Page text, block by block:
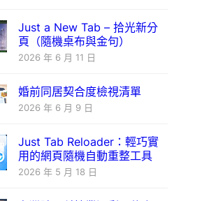
Just a New Tab – 拾光新分
頁（隨機桌布與金句）
2026 年 6 月 11 日
婚前同居契合度檢視清單
2026 年 6 月 9 日
Just Tab Reloader：輕巧實
用的網頁隨機自動重整工具
2026 年 5 月 18 日